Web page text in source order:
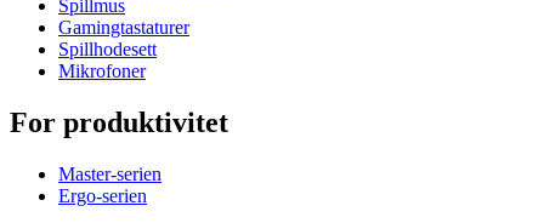
Spillmus
Gamingtastaturer
Spillhodesett
Mikrofoner
For produktivitet
Master-serien
Ergo-serien